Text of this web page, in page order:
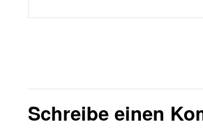
Schreibe einen